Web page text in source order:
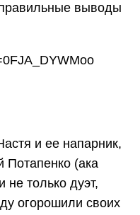
выводы
и ее напарник,
Потапенко (ака
не только дуэт,
огорошили своих